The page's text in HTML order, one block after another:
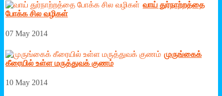
வாய் துர்நாற்றத்தை
போக்க சில வழிகள்
07 May 2014
முருங்கைக்
கீரையில் உள்ள மருத்துவக் குணம்
10 May 2014